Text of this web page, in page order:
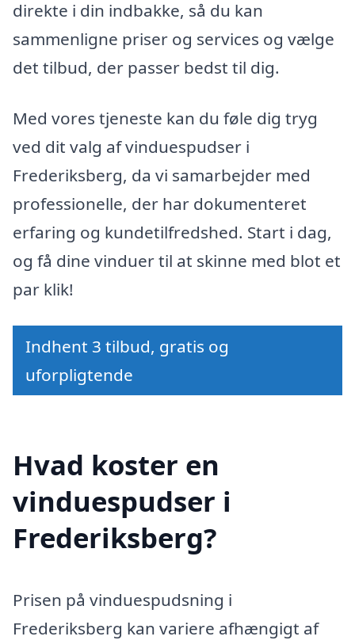
direkte i din indbakke, så du kan
sammenligne priser og services og vælge
det tilbud, der passer bedst til dig.
Med vores tjeneste kan du føle dig tryg
ved dit valg af vinduespudser i
Frederiksberg, da vi samarbejder med
professionelle, der har dokumenteret
erfaring og kundetilfredshed. Start i dag,
og få dine vinduer til at skinne med blot et
par klik!
Indhent 3 tilbud, gratis og
uforpligtende
Hvad koster en
vinduespudser i
Frederiksberg?
Prisen på vinduespudsning i
Frederiksberg kan variere afhængigt af